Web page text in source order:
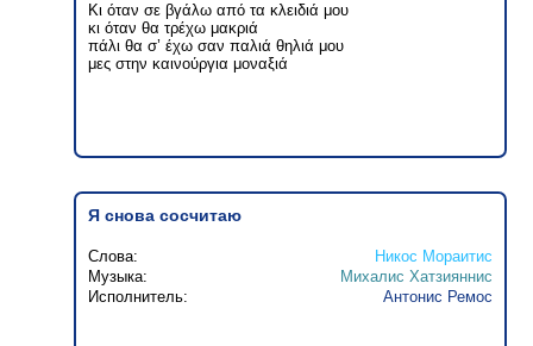
Κι όταν σε βγάλω από τα κλειδιά μου
κι όταν θα τρέχω μακριά
πάλι θα σ’ έχω σαν παλιά θηλιά μου
μες στην καινούργια μοναξιά
Я снова сосчитаю
Слова:
Никос Мораитис
Музыка:
Михалис Хатзияннис
Исполнитель:
Антонис Ремос